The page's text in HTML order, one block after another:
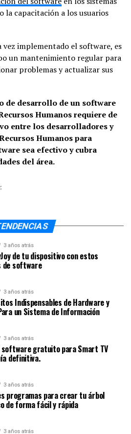
la capacitación a los usuarios
vez implementado el software, es
un mantenimiento regular para
problemas y actualizar sus
de desarrollo de un software
Humanos requiere de
entre los desarrolladores y
Humanos para
sea efectivo y cubra
del área.
3 años atrás
de tu dispositivo con estos
de software
3 años atrás
Indispensables de Hardware y
un Sistema de Información
3 años atrás
gratuito para Smart TV
definitiva.
3 años atrás
programas para crear tu árbol
de forma fácil y rápida
3 años atrás